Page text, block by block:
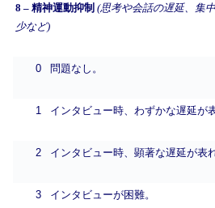
8 – 精神運動抑制 (思考や会話の遅延、集
少など)
0 問題なし。
1 インタビュー時、わずかな遅延が
2 インタビュー時、顕著な遅延が表
3 インタビューが困難。